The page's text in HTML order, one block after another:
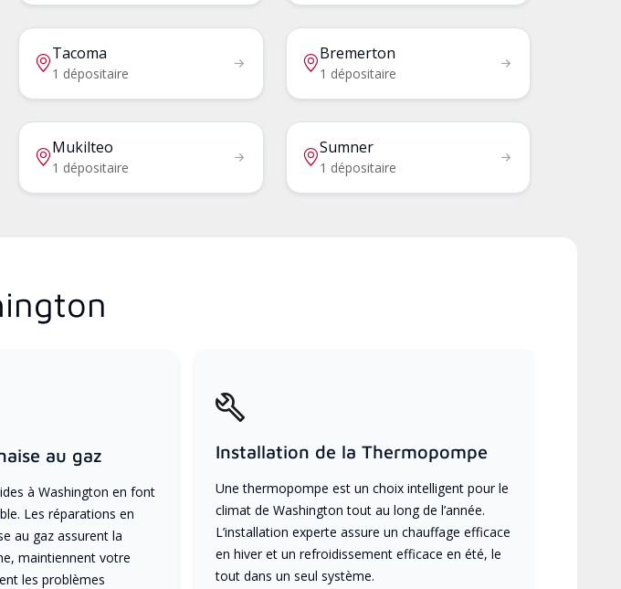
Tacoma
1 dépositaire
Bremerton
1 dépositaire
Mukilteo
1 dépositaire
Sumner
1 dépositaire
au gaz
à Washington en font
Les réparations en
au gaz assurent la
maintiennent votre
les problèmes
Installation de la Thermopompe
Une thermopompe est un choix intelligent pour le
climat de Washington tout au long de l’année.
L’installation experte assure un chauffage efficace
en hiver et un refroidissement efficace en été, le
tout dans un seul système.